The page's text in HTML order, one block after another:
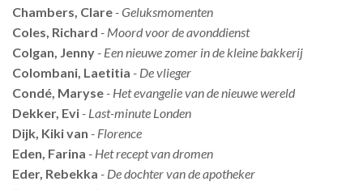
Chambers, Clare - Geluksmomenten
Coles, Richard - Moord voor de avonddienst
Colgan, Jenny - Een nieuwe zomer in de kleine bakkerij
Colombani, Laetitia - De vlieger
Condé, Maryse - Het evangelie van de nieuwe wereld
Dekker, Evi - Last-minute Londen
Dijk, Kiki van - Florence
Eden, Farina - Het recept van dromen
Eder, Rebekka - De dochter van de apotheker